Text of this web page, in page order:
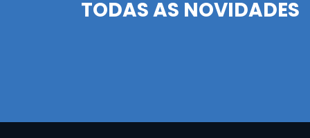
TODAS AS NOVIDADES